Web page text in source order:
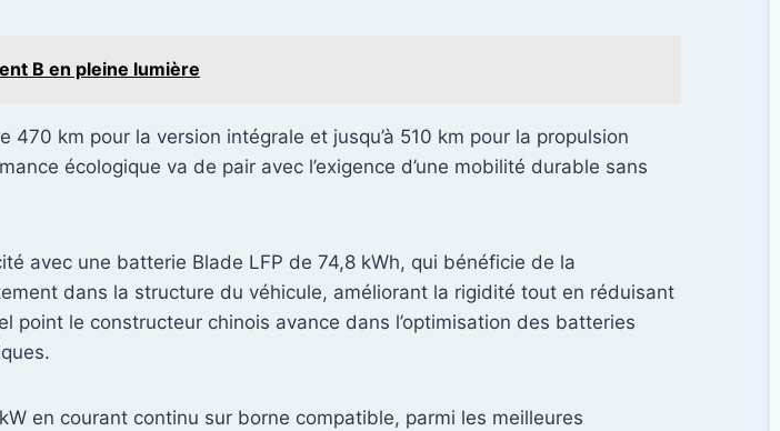
B en pleine lumière
km pour la version intégrale et jusqu’à 510 km pour la propulsion
écologique va de pair avec l’exigence d’une mobilité durable sans
avec une batterie Blade LFP de 74,8 kWh, qui bénéficie de la
dans la structure du véhicule, améliorant la rigidité tout en réduisant
le constructeur chinois avance dans l’optimisation des batteries
en courant continu sur borne compatible, parmi les meilleures